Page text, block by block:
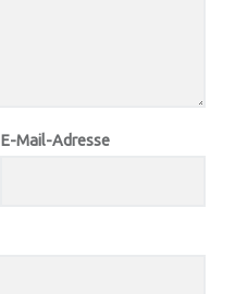
E-Mail-Adresse